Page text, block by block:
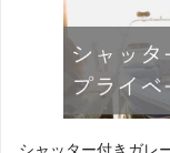
シャッター付きガレ